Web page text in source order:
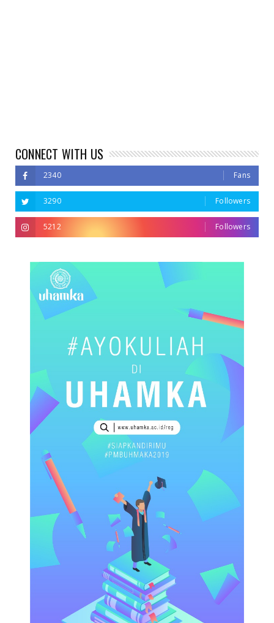
CONNECT WITH US
2340 Fans
3290 Followers
5212 Followers